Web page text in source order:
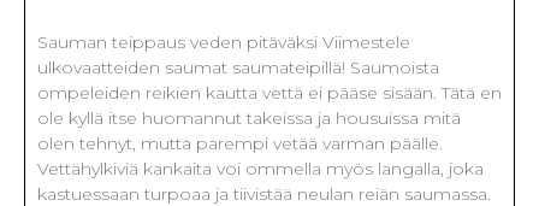
Sauman teippaus veden pitäväksi Viimestele
ulkovaatteiden saumat saumateipillä! Saumoista
ompeleiden reikien kautta vettä ei pääse sisään. Tätä en
ole kyllä itse huomannut takeissa ja housuissa mitä
olen tehnyt, mutta parempi vetää varman päälle.
Vettähylkiviä kankaita voi ommella myös langalla, joka
kastuessaan turpoaa ja tiivistää neulan reiän saumassa.